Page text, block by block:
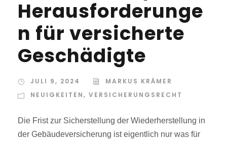
Herausforderunge
n für versicherte
Geschädigte
JULI 9, 2024
MARKUS KRÄMER
NEUIGKEITEN, VERSICHERUNGSRECHT
Die Frist zur Sicherstellung der Wiederherstellung in
der Gebäudeversicherung ist eigentlich nur was für